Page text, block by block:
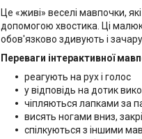
Це «живі» веселі мавпочки,
допомогою хвостика. Ці
обов'язково здивують і
Переваги інтерактивної
реагують на рух і голос
у відповідь на дотик
чіпляються лапками за
висять ногами вниз,
спілкуються з іншими